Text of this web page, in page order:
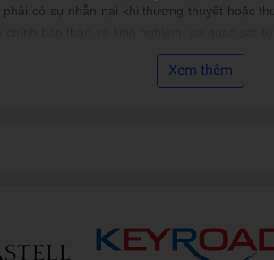
có sự nhẫn nại khi thương thuyết hoặc
hàng.
loạt những kỹ thuật bán hàng chuyên
Xem thêm